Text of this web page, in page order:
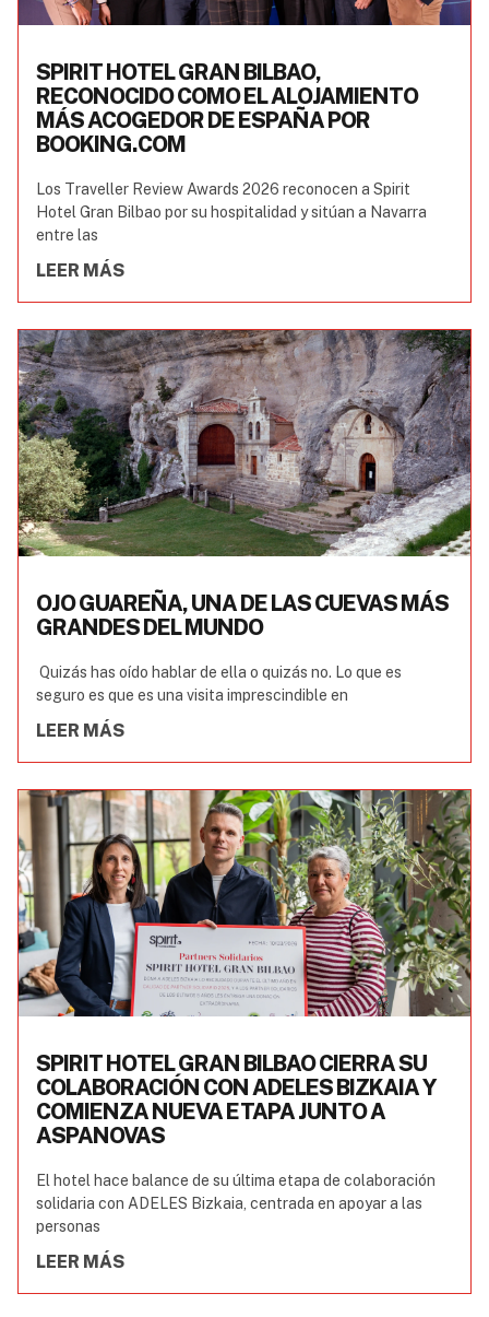
SPIRIT HOTEL GRAN BILBAO,
RECONOCIDO COMO EL ALOJAMIENTO
MÁS ACOGEDOR DE ESPAÑA POR
BOOKING.COM
Los Traveller Review Awards 2026 reconocen a Spirit
Hotel Gran Bilbao por su hospitalidad y sitúan a Navarra
entre las
LEER MÁS
OJO GUAREÑA, UNA DE LAS CUEVAS MÁS
GRANDES DEL MUNDO
Quizás has oído hablar de ella o quizás no. Lo que es
seguro es que es una visita imprescindible en
LEER MÁS
SPIRIT HOTEL GRAN BILBAO CIERRA SU
COLABORACIÓN CON ADELES BIZKAIA Y
COMIENZA NUEVA ETAPA JUNTO A
ASPANOVAS
El hotel hace balance de su última etapa de colaboración
solidaria con ADELES Bizkaia, centrada en apoyar a las
personas
LEER MÁS